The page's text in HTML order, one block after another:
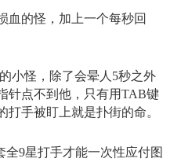
血的怪，加上一个每秒回
小怪，除了会晕人5秒之外
针点不到他，只有用TAB键
手被盯上就是扑街的命。
9星打手才能一次性应付图